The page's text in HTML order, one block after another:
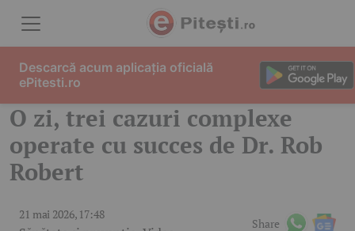
O zi, trei cazuri complexe
operate cu succes de Dr. Rob
Robert
21 mai 2026, 17:48
Share
Descarcă acum aplicația oficială
ePitesti.ro